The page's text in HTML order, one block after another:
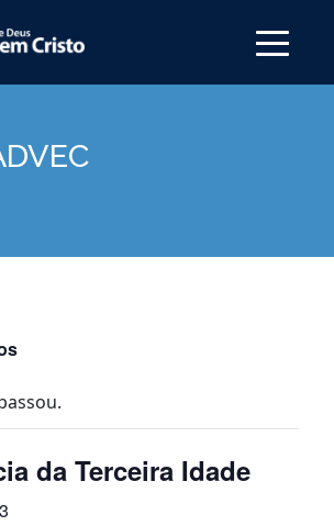
da Terceira Idade